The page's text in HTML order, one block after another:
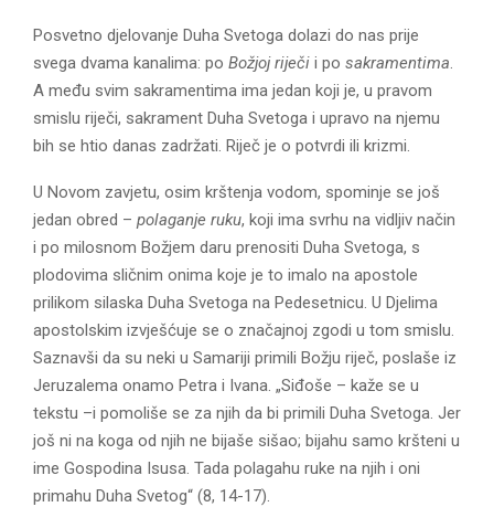
Posvetno djelovanje Duha Svetoga dolazi do nas prije
svega dvama kanalima: po Božjoj riječi i po sakramentima
A među svim sakramentima ima jedan koji je, u pravom
smislu riječi, sakrament Duha Svetoga i upravo na njemu
bih se htio danas zadržati. Riječ je o potvrdi ili krizmi.
U Novom zavjetu, osim krštenja vodom, spominje se još
jedan obred – polaganje ruku, koji ima svrhu na vidljiv način
i po milosnom Božjem daru prenositi Duha Svetoga, s
plodovima sličnim onima koje je to imalo na apostole
prilikom silaska Duha Svetoga na Pedesetnicu. U Djelima
apostolskim izvješćuje se o značajnoj zgodi u tom smislu.
Saznavši da su neki u Samariji primili Božju riječ, poslaše iz
Jeruzalema onamo Petra i Ivana. „Siđoše – kaže se u
tekstu –i pomoliše se za njih da bi primili Duha Svetoga. Jer
još ni na koga od njih ne bijaše sišao; bijahu samo kršteni u
ime Gospodina Isusa. Tada polagahu ruke na njih i oni
primahu Duha Svetog“ (8, 14-17).